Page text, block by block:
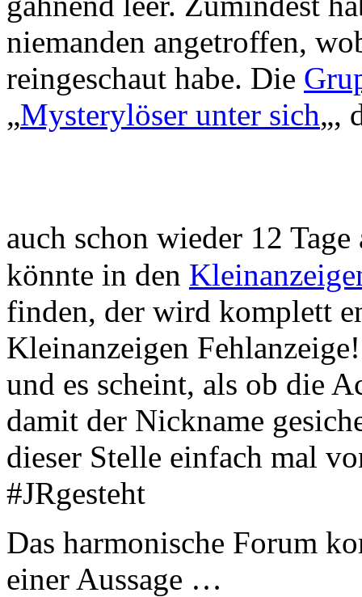
niemanden angetroffen,
reingeschaut habe. Die
„Mysterylöser unter sich„,
auch schon wieder 12
könnte in den
finden, der wird komplett
Kleinanzeigen
und es scheint, als ob die
damit der Nickname
dieser Stelle einfach mal
#JRgesteht
Das harmonische Forum
einer Aussage …